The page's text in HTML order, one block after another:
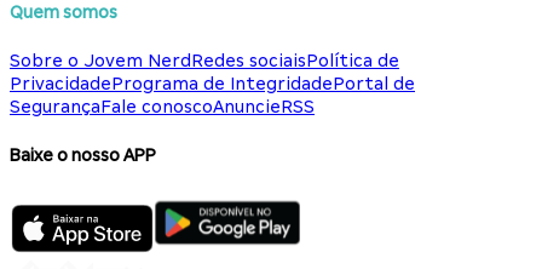
Quem somos
Sobre o Jovem NerdRedes sociaisPolítica de
PrivacidadePrograma de IntegridadePortal de
SegurançaFale conoscoAnuncieRSS
Baixe o nosso APP